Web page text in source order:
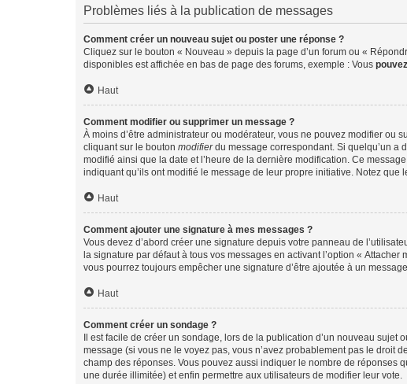
Problèmes liés à la publication de messages
Comment créer un nouveau sujet ou poster une réponse ?
Cliquez sur le bouton « Nouveau » depuis la page d’un forum ou «
disponibles est affichée en bas de page des forums, exemple : Vous pouvez
Haut
Comment modifier ou supprimer un message ?
À moins d’être administrateur ou modérateur, vous ne pouvez modifier
cliquant sur le bouton modifierdu message correspondant. Si quelqu’un a
modifié ainsi que la date et l’heure de la dernière modification. Ce
indiquant qu’ils ont modifié le message de leur propre initiative. Notez
Haut
Comment ajouter une signature à mes messages ?
Vous devez d’abord créer une signature depuis votre panneau de
la signature par défaut à tous vos messages en activant l’option «
vous pourrez toujours empêcher une signature d’être ajoutée à un
Haut
Comment créer un sondage ?
Il est facile de créer un sondage, lors de la publication d’un nouveau
message (si vous ne le voyez pas, vous n’avez probablement pas le droit
champ des réponses. Vous pouvez aussi indiquer le nombre de réponses
une durée illimitée) et enfin permettre aux utilisateurs de modifier leur vote.